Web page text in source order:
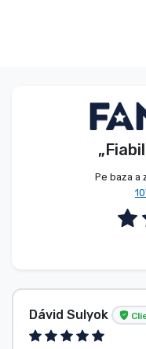
Pe baza a
Dávid Sulyok